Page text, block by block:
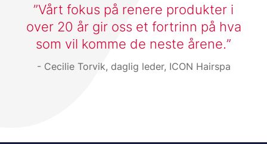
Vårt fokus på renere produkter i
over 20 år gir oss et fortrinn på hva
som vil komme de neste årene.
Cecilie Torvik, daglig leder, ICON Hairspa